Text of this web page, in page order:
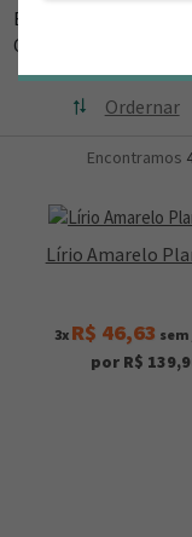
Está procurando loja
GO? Então,
Ordernar
Encontramos
Lírio Amarelo
3x R$ 46,63
por R$